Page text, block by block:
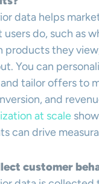
data helps
do, such as
products they
You can
tailor offers to
and
at scale
can drive
customer